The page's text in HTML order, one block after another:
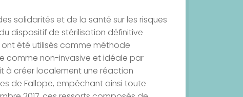
solidarités et de la santé sur les risques
dispositif de stérilisation définitive
ont été utilisés comme méthode
comme non-invasive et idéale par
à créer localement une réaction
de Fallope, empêchant ainsi toute